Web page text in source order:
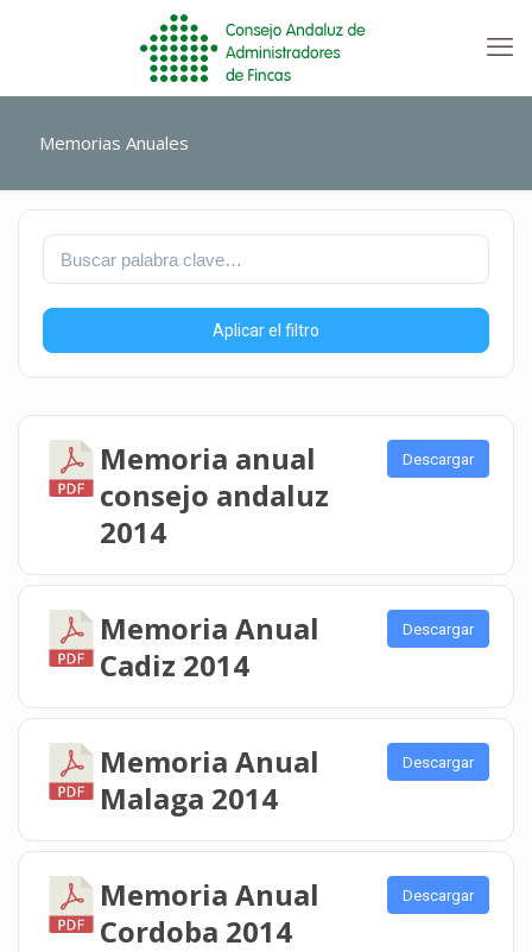
Memorias Anuales
Aplicar el filtro
Memoria anual
consejo andaluz
2014
Descargar
Memoria Anual
Cadiz 2014
Descargar
Memoria Anual
Malaga 2014
Descargar
Memoria Anual
Cordoba 2014
Descargar